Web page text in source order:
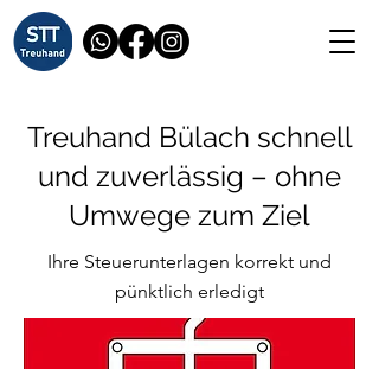
Treuhand Bülach schnell
und zuverlässig – ohne
Umwege zum Ziel
Ihre Steuerunterlagen korrekt und
pünktlich erledigt